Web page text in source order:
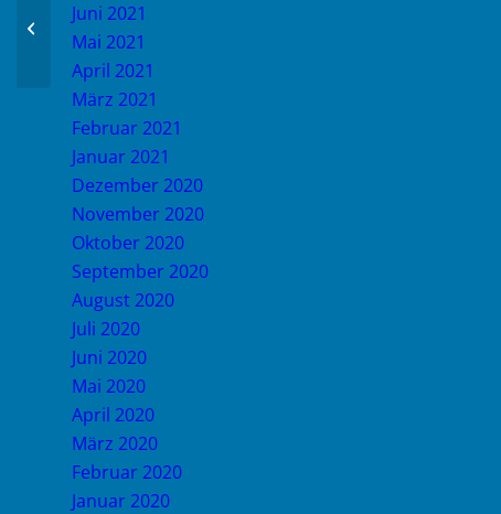
Juni 2021
Mai 2021
April 2021
März 2021
Februar 2021
Januar 2021
Dezember 2020
November 2020
Oktober 2020
September 2020
August 2020
Juli 2020
Juni 2020
Mai 2020
April 2020
März 2020
Februar 2020
Januar 2020
spanish test 001